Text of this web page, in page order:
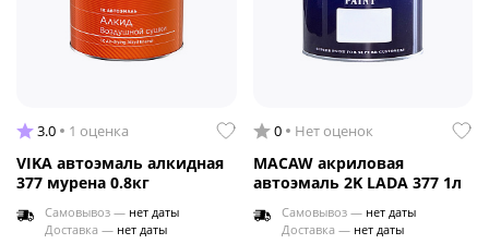
3.0 1 оценка
VIKA автоэмаль алкидная
377 мурена 0.8кг
Самовывоз — нет даты
Доставка — нет даты
0 Нет оценок
MACAW акриловая
автоэмаль 2K LADA 377 1л
Самовывоз — нет даты
Доставка — нет даты